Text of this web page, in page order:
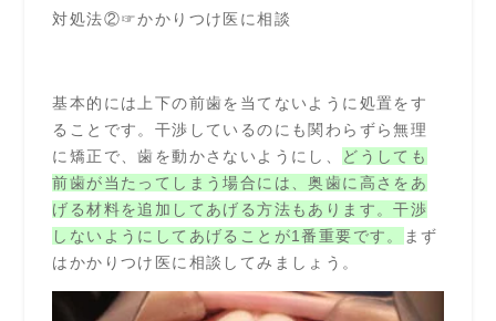
対処法②☞かかりつけ医に相談
基本的には上下の前歯を当てないように処置をす
ることです。干渉しているのにも関わらずら無理
に矯正で、歯を動かさないようにし、
どうしても
前歯が当たってしまう場合には、奥歯に高さをあ
げる材料を追加してあげる方法もあります。干渉
しないようにしてあげることが1番重要です。
まず
はかかりつけ医に相談してみましょう。